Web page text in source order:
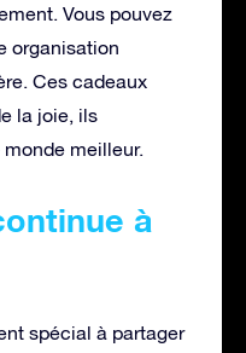
Vous pouvez
organisation
Ces cadeaux
la joie, ils
meilleur.
à
spécial à partager